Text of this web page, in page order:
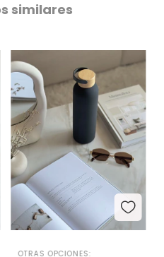
similares
OTRAS OPCIONES: